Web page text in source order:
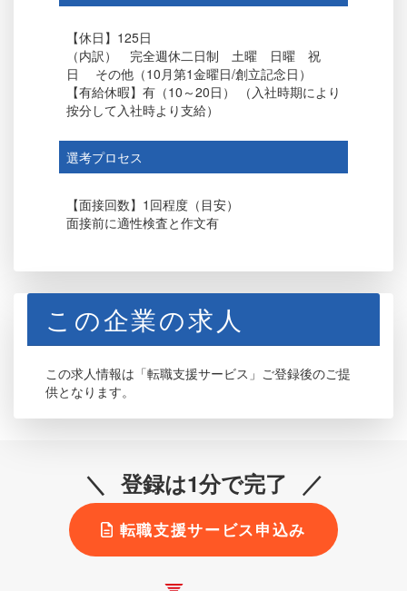
【休日】125日
（内訳） 完全週休二日制 土曜 日曜 祝
日 その他（10月第1金曜日/創立記念日）
【有給休暇】有（10～20日） （入社時期により
按分して入社時より支給）
選考プロセス
【面接回数】1回程度（目安）
面接前に適性検査と作文有
この企業の求人
この求人情報は「転職支援サービス」ご登録後のご提
供となります。
登録は1分で完了
転職支援サービス申込み